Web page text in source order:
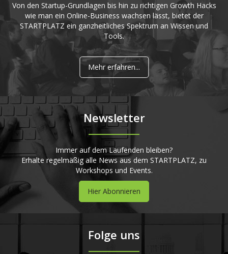
Von den Startup-Grundlagen bis hin zu richtigen Growth Hacks
wie man ein Online-Business wachsen lässt, bietet der
STARTPLATZ ein ganzheitliches Spektrum an Wissen und
Tools.
Mehr erfahren...
Newsletter
Immer auf dem Laufenden bleiben?
Erhalte regelmäßig alle News aus dem STARTPLATZ, zu
Workshops und Events.
Hier Abonnieren
Folge uns